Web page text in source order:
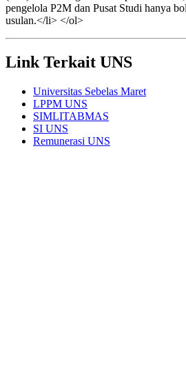
pengelola P2M dan Pusat Studi hanya
usulan.</li> </ol>
Link Terkait UNS
Universitas Sebelas Maret
LPPM UNS
SIMLITABMAS
SI UNS
Remunerasi UNS